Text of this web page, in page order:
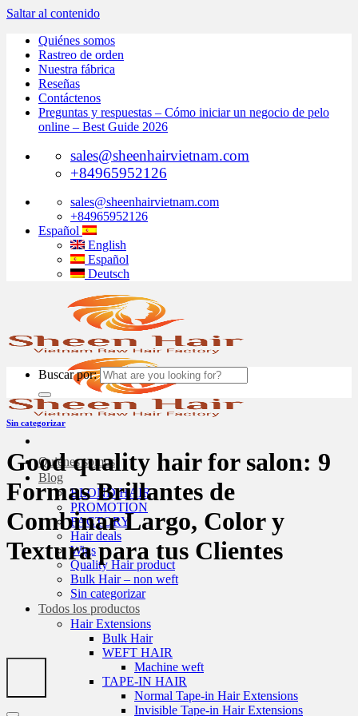
Saltar al contenido
Quiénes somos
Rastreo de orden
Nuestra fábrica
Reseñas
Contáctenos
Preguntas y respuestas – Cómo iniciar un negocio de pelo
online – Best Guide 2026
sales@sheenhairvietnam.com
+84965952126
sales@sheenhairvietnam.com
+84965952126
Español
English
Español
Deutsch
Quiénes somos
Blog
BLOND HAIR
PROMOTION
FACTORY
Hair deals
Wigs
Quality Hair product
Bulk Hair – non weft
Sin categorizar
Todos los productos
Hair Extensions
Bulk Hair
WEFT HAIR
Machine weft
TAPE-IN HAIR
Normal Tape-in Hair Extensions
Invisible Tape-in Hair Extensions
Buscar por:
Sin categorizar
Good quality hair for salon: 9
Formas Brillantes de
Combinar Largo, Color y
Textura para tus Clientes